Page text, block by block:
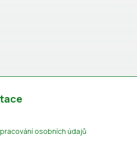
osobních údajů